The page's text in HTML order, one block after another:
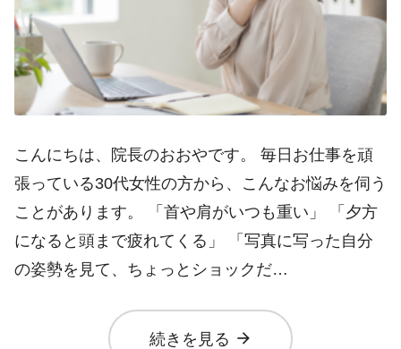
こんにちは、院長のおおやです。 毎日お仕事を頑
張っている30代女性の方から、こんなお悩みを伺う
ことがあります。 「首や肩がいつも重い」 「夕方
になると頭まで疲れてくる」 「写真に写った自分
の姿勢を見て、ちょっとショックだ…
続きを見る arrow_forward